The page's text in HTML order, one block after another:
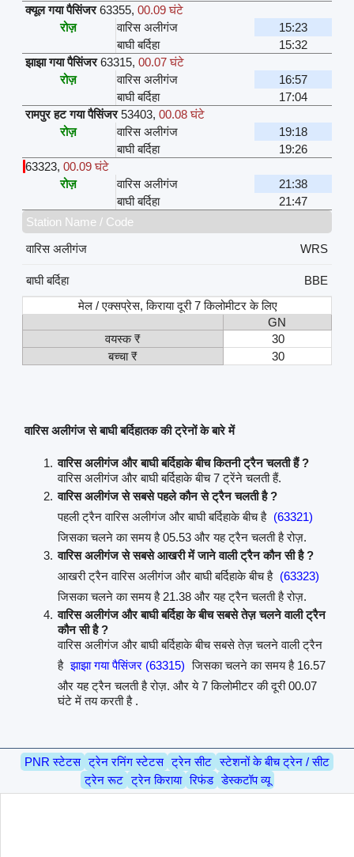
क्यूल गया पैसिंजर 63355, 00.09 घंटे
रोज़
वारिस अलीगंज
15:23
बाघी बर्दिहा
15:32
झाझा गया पैसिंजर 63315, 00.07 घंटे
रोज़
वारिस अलीगंज
16:57
बाघी बर्दिहा
17:04
रामपुर हट गया पैसिंजर 53403, 00.08 घंटे
रोज़
वारिस अलीगंज
19:18
बाघी बर्दिहा
19:26
63323, 00.09 घंटे
रोज़
वारिस अलीगंज
21:38
बाघी बर्दिहा
21:47
Station Name / Code
वारिस अलीगंज
WRS
बाघी बर्दिहा
BBE
मेल / एक्सप्रेस, किराया दूरी 7 किलोमीटर के लिए
GN
वयस्क ₹
30
बच्चा ₹
30
वारिस अलीगंज से बाघी बर्दिहातक की ट्रेनों के बारे में
वारिस अलीगंज और बाघी बर्दिहाके बीच कितनी ट्रैन चलती हैं ?
वारिस अलीगंज और बाघी बर्दिहाके बीच 7 ट्रेंने चलती हैं.
वारिस अलीगंज से सबसे पहले कौन से ट्रैन चलती है ?
पहली ट्रैन वारिस अलीगंज और बाघी बर्दिहाके बीच है (63321)
जिसका चलने का समय है 05.53 और यह ट्रैन चलती है रोज़.
वारिस अलीगंज से सबसे आखरी में जाने वाली ट्रैन कौन सी है ?
आखरी ट्रैन वारिस अलीगंज और बाघी बर्दिहाके बीच है (63323)
जिसका चलने का समय है 21.38 और यह ट्रैन चलती है रोज़.
वारिस अलीगंज और बाघी बर्दिहा के बीच सबसे तेज़ चलने वाली ट्रैन
कौन सी है ?
वारिस अलीगंज और बाघी बर्दिहाके बीच सबसे तेज़ चलने वाली ट्रैन
है झाझा गया पैसिंजर (63315) जिसका चलने का समय है 16.57
और यह ट्रैन चलती है रोज़. और ये 7 किलोमीटर की दूरी 00.07
घंटे में तय करती है .
PNR स्टेटस ट्रेन रनिंग स्टेटस ट्रेन सीट स्टेशनों के बीच ट्रेन / सीट
ट्रेन रूट ट्रेन किराया रिफंड डेस्कटॉप व्यू